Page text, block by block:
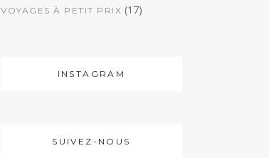
VOYAGES À PETIT PRIX (17)
INSTAGRAM
SUIVEZ-NOUS